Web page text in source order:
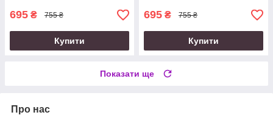
695 ₴ 755 ₴
Купити
695 ₴ 755 ₴
Купити
Показати ще
Про нас